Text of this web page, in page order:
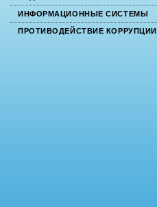
ИНФОРМАЦИОННЫЕ СИСТЕМЫ
ПРОТИВОДЕЙСТВИЕ КОРРУПЦИИ